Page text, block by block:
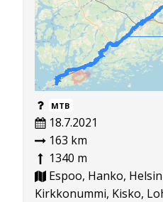
MTB
18.7.2021
163 km
1340 m
Espoo, Hanko,
Kirkkonummi, Kisko,